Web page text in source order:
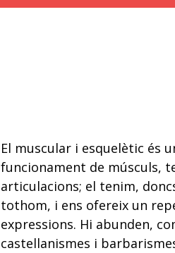
El muscular i esquelètic és
funcionament de músculs,
articulacions; el tenim,
tothom, i ens ofereix un
expressions. Hi abunden,
castellanismes i